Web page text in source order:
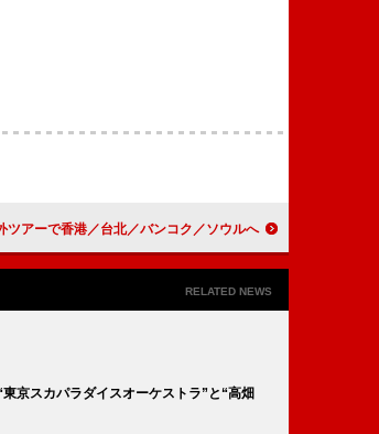
ヤ、初の海外ツアーで香港／台北／バンコク／ソウルへ
RELATED NEWS
京スカパラダイスオーケストラ”と“高畑